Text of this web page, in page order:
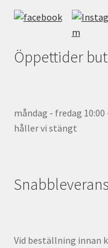
Öppettider
måndag - fredag 10:00
håller vi stängt
Snabbleverans
Vid beställning innan